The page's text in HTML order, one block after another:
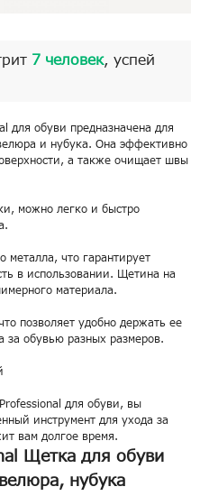
7 человек, успей
для обуви предназначена для
и нубука. Она эффективно
а также очищает швы
можно легко и быстро
металла, что гарантирует
в использовании. Щетина на
материала.
позволяет удобно держать ее
за обувью разных размеров.
для обуви, вы
инструмент для ухода за
вам долгое время.
Щетка для обуви
нубука